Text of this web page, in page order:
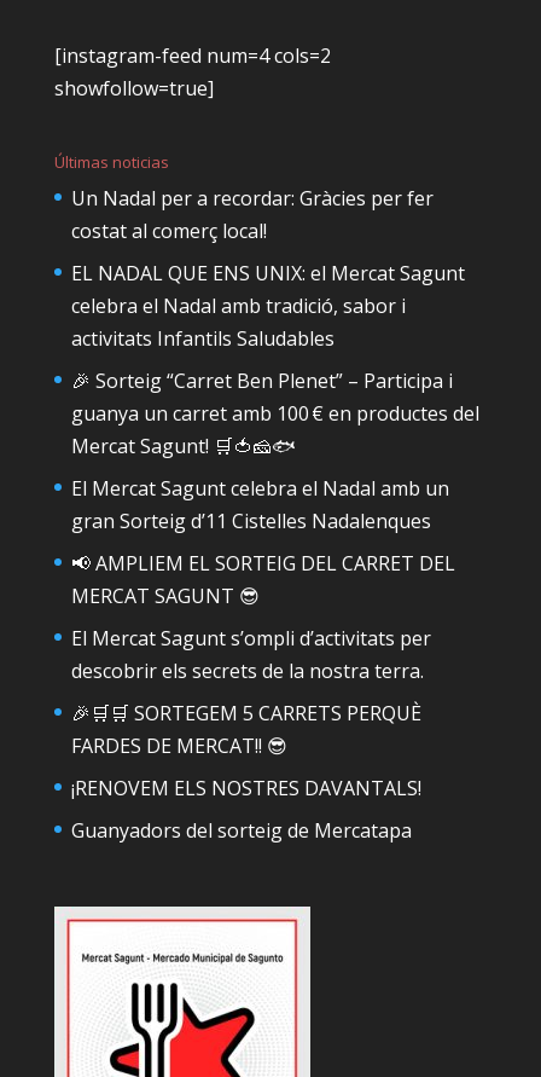
[instagram-feed num=4 cols=2
showfollow=true]
Últimas noticias
Un Nadal per a recordar: Gràcies per fer
costat al comerç local!
EL NADAL QUE ENS UNIX: el Mercat Sagunt
celebra el Nadal amb tradició, sabor i
activitats Infantils Saludables
🎉 Sorteig “Carret Ben Plenet” – Participa i
guanya un carret amb 100 € en productes del
Mercat Sagunt! 🛒🍅🧀🐟
El Mercat Sagunt celebra el Nadal amb un
gran Sorteig d’11 Cistelles Nadalenques
📢 AMPLIEM EL SORTEIG DEL CARRET DEL
MERCAT SAGUNT 😎
El Mercat Sagunt s’ompli d’activitats per
descobrir els secrets de la nostra terra.
🎉🛒🛒 SORTEGEM 5 CARRETS PERQUÈ
FARDES DE MERCAT!! 😎
¡RENOVEM ELS NOSTRES DAVANTALS!
Guanyadors del sorteig de Mercatapa